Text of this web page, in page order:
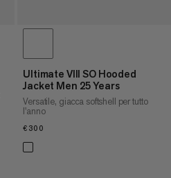
Ultimate VIII SO Hooded
Jacket Men 25 Years
Versatile, giacca softshell per tutto
l'anno
€300